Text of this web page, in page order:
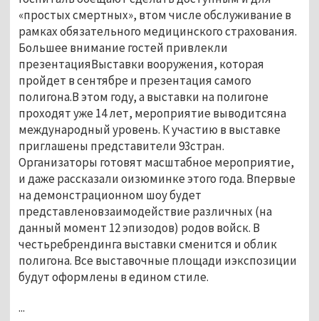
«простых смертных», втом числе обслуживание в
рамках обязательного медицинского страхования.
Большее внимание гостей привлекли
презентацияВыставки вооружения, которая
пройдет в сентябре и презентация самого
полигона.В этом году, а выставки на полигоне
проходят уже 14 лет, мероприятие выводитсяна
международный уровень. К участию в выставке
приглашены представители 93стран.
Организаторы готовят масштабное мероприятие,
и даже рассказали оизюминке этого года. Впервые
на демонстрационном шоу будет
представленовзаимодействие различных (на
данный момент 12 эпизодов) родов войск. В
честьребрендинга выставки сменится и облик
полигона. Все выставочные площади иэкспозиции
будут оформлены в едином стиле.
...